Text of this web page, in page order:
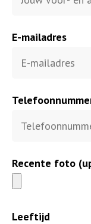
E-mailadres
Recente foto
Leeftijd